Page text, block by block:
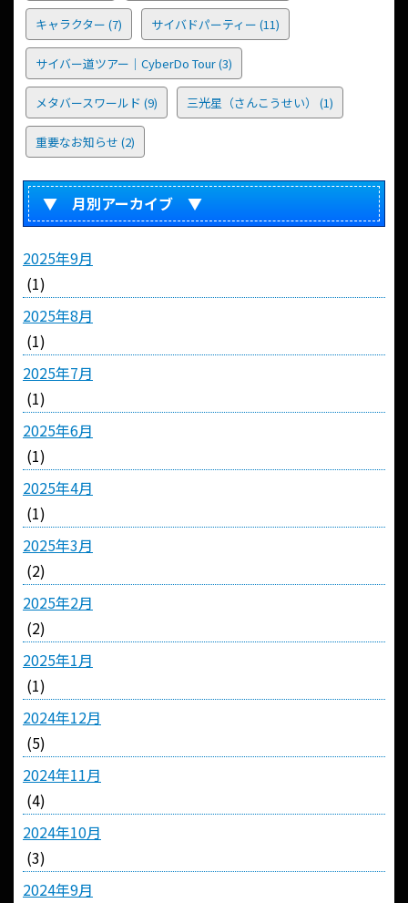
キャラクター (7) サイバドパーティー (11)
サイバー道ツアー｜CyberDo Tour(3)
メタバースワールド (9) 三光星（さんこうせい） (1)
重要なお知らせ (2)
▼ 月別アーカイブ ▼
2025年9月
(1)
2025年8月
(1)
2025年7月
(1)
2025年6月
(1)
2025年4月
(1)
2025年3月
(2)
2025年2月
(2)
2025年1月
(1)
2024年12月
(5)
2024年11月
(4)
2024年10月
(3)
2024年9月